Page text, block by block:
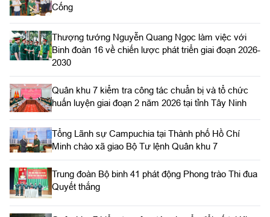
Cống
Thượng tướng Nguyễn Quang Ngọc làm việc với
Binh đoàn 16 về chiến lược phát triển giai đoạn 2026-
2030
Quân khu 7 kiểm tra công tác chuẩn bị và tổ chức
huấn luyện giai đoạn 2 năm 2026 tại tỉnh Tây Ninh
Tổng Lãnh sự Campuchia tại Thành phố Hồ Chí
Minh chào xã giao Bộ Tư lệnh Quân khu 7
Trung đoàn Bộ binh 41 phát động Phong trào Thi đua
Quyết thắng